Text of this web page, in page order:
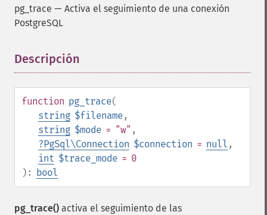
pg_trace — Activa el seguimiento de una conexión
PostgreSQL
Descripción
function pg_trace(
string $filename,
string $mode = "w" ,
?PgSql\Connection $connection = null ,
int $trace_mode = 0
): bool
pg_trace() activa el seguimiento de las